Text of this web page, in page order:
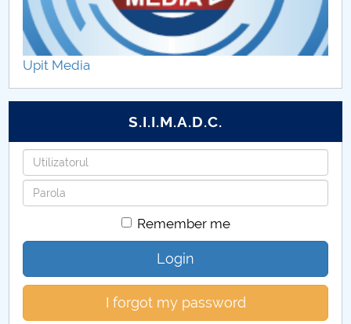
Carrying out the research activity
Results of research and development activities
Stimulation of the reserch activities
Upit Media
S.I.I.M.A.D.C.
Username
Password
Remember me
Login
I forgot my password